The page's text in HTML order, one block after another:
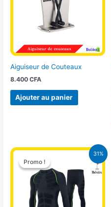
Aiguiseur de Couteaux
8.400CFA
Ajouter au panier
31%
Promo !
Promo !
Le
prix
initial
était :
18.000 CFA.
Le
prix
actuel
est :
12.500 CFA.